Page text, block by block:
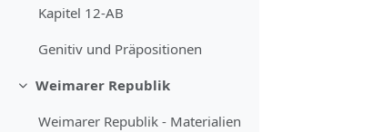
Kapitel 12-AB
Genitiv und Präpositionen
Minimizza
Weimarer Republik
Weimarer Republik - Materialien